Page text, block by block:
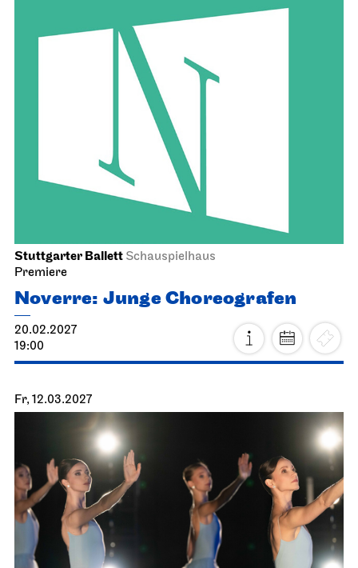
Stuttgarter Ballett Schauspielhaus
Premiere
Noverre: Junge Choreografen
20.02.2027
19:00
Fr, 12.03.2027